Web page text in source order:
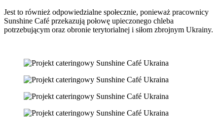
Jest to również odpowiedzialne społecznie, ponieważ pracownicy
Sunshine Café przekazują połowę upieczonego chleba
potrzebującym oraz obronie terytorialnej i siłom zbrojnym Ukrainy.